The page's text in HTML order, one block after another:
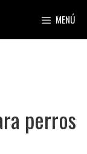
MENÚ
perros